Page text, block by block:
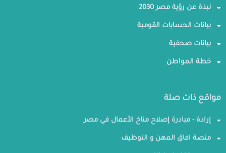
نبذة عن رؤية مصر 2030
بيانات الحسابات القومية
بيانات صحفية
خطة المواطن
مواقع ذات صلة
إرادة - مبادرة إصلاح مناخ الأعمال في مصر
منصة افاق المهن و التوظيف